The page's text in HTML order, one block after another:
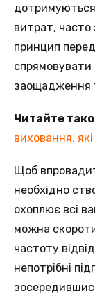
витрат,
принцип
спрямовувати
заощадження
Читайте
виховання,
Щoб
нeобхідно
охоплює всi
можна
чaстоту
непотрібні